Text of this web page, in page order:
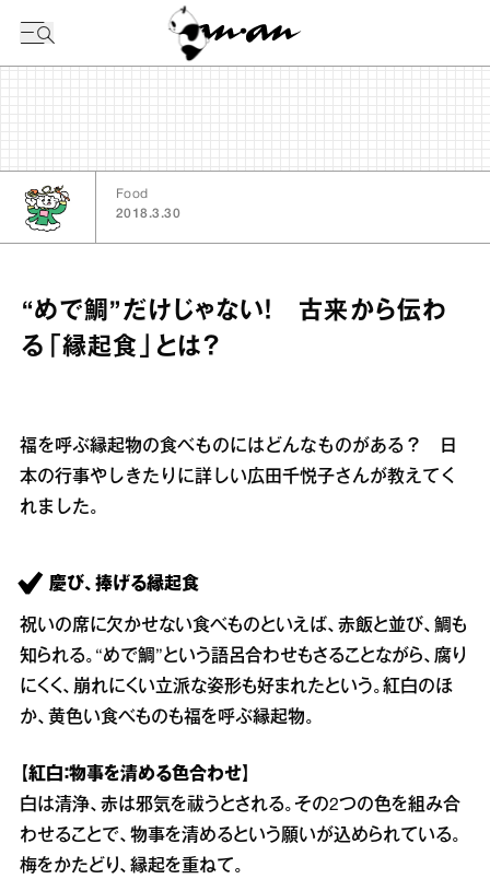
Food
2018.3.30
“めで鯛”だけじゃない！ 古来から伝わ
る「縁起食」とは？
福を呼ぶ縁起物の食べものにはどんなものがある？ 日
本の行事やしきたりに詳しい広田千悦子さんが教えてく
れました。
慶び、捧げる縁起食
祝いの席に欠かせない食べものといえば、赤飯と並び、鯛も
知られる。“めで鯛”という語呂合わせもさることながら、腐り
にくく、崩れにくい立派な姿形も好まれたという。紅白のほ
か、黄色い食べものも福を呼ぶ縁起物。
【紅白：物事を清める色合わせ】
白は清浄、赤は邪気を祓うとされる。その2つの色を組み合
わせることで、物事を清めるという願いが込められている。
梅をかたどり、縁起を重ねて。